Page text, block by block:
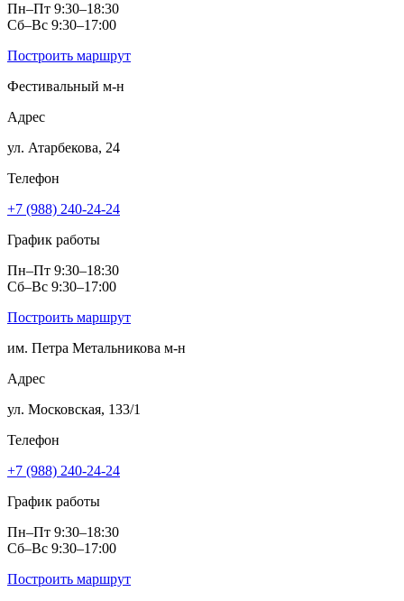
Пн–Пт 9:30–18:30
Сб–Вс 9:30–17:00
Построить маршрут
Фестивальный м‑н
Адрес
ул. Атарбекова, 24
Телефон
+7 (988) 240-24-24
График работы
Пн–Пт 9:30–18:30
Сб–Вс 9:30–17:00
Построить маршрут
им. Петра Метальникова м‑н
Адрес
ул. Московская, 133/1
Телефон
+7 (988) 240-24-24
График работы
Пн–Пт 9:30–18:30
Сб–Вс 9:30–17:00
Построить маршрут